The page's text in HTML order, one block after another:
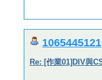
1065445121
Re: [作業01]DIV與